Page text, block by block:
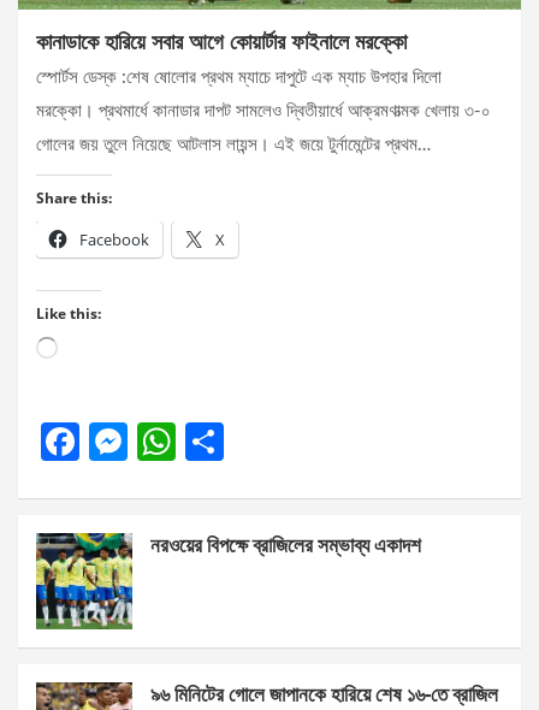
কানাডাকে হারিয়ে সবার আগে কোয়ার্টার ফাইনালে মরক্কো
স্পোর্টস ডেস্ক :শেষ ষোলোর প্রথম ম্যাচে দাপুটে এক ম্যাচ উপহার দিলো
মরক্কো। প্রথমার্ধে কানাডার দাপট সামলেও দ্বিতীয়ার্ধে আক্রমণাত্মক খেলায় ৩-০
গোলের জয় তুলে নিয়েছে আটলাস লায়ন্স। এই জয়ে টুর্নামেন্টের প্রথম…
Share this:
Facebook X
Like this:
Loading…
F
b
o
o
k
M
n
g
er
W
s
p
e
নরওয়ের বিপক্ষে ব্রাজিলের সম্ভাব্য একাদশ
৯৬ মিনিটের গোলে জাপানকে হারিয়ে শেষ ১৬-তে ব্রাজিল